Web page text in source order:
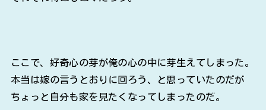
ここで、好奇心の芽が俺の心の中に芽生えてしまった。
本当は嫁の言うとおりに回ろう、と思っていたのだが
ちょっと自分も家を見たくなってしまったのだ。